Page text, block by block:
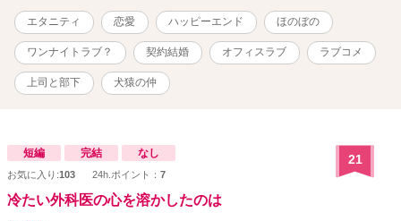
エタニティ 恋愛 ハッピーエンド ほのぼの
ワンナイトラブ？ 契約結婚 オフィスラブ ラブコメ
上司と部下 犬猿の仲
短編 完結 なし
お気に入り:103 24h.ポイント： 7
21
冷たい外科医の心を溶かしたのは